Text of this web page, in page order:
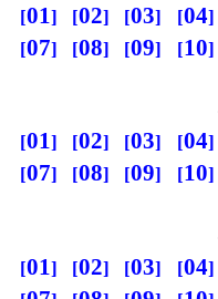
01 02 03 04
07
08 09 10
01 02 03 04
07
08 09 10
01 02 03 04